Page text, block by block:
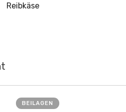
Reibkäse
BEILAGEN